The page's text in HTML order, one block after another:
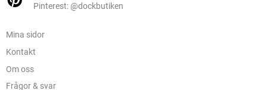
Pinterest: @dockbutiken
Mina sidor
Kontakt
Om oss
Frågor & svar